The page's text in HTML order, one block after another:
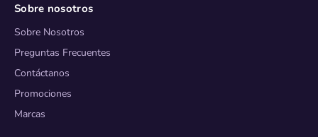
Sobre nosotros
Sobre Nosotros
Preguntas Frecuentes
Contáctanos
Promociones
Marcas